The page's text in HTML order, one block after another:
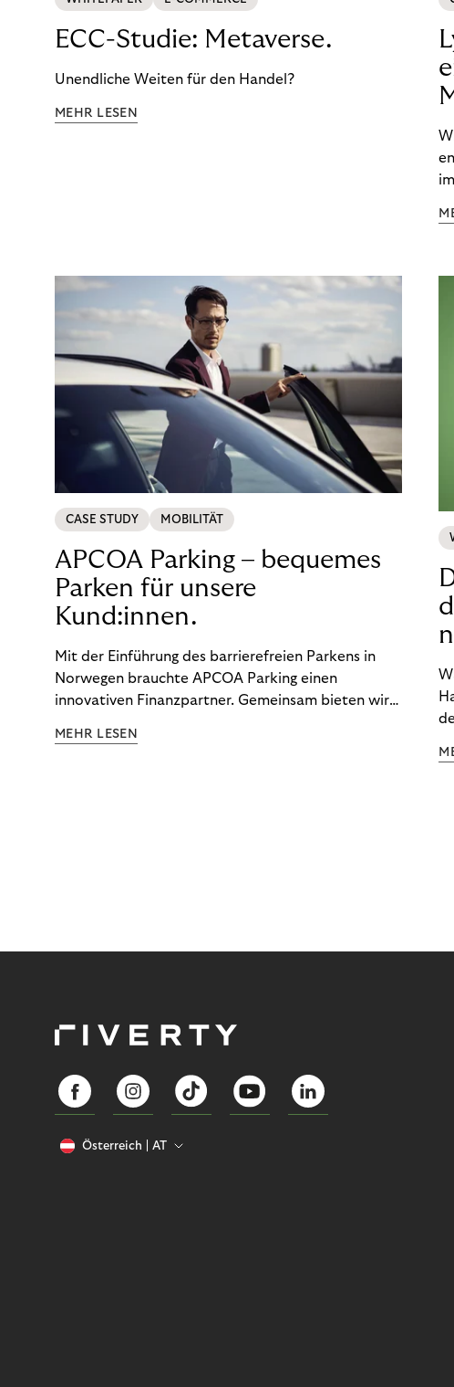
ECC-Studie: Metaverse.
Unendliche Weiten für den Handel?
MEHR LESEN
CASE STUDY MOBILITÄT
APCOA Parking – bequemes
Parken für unsere
Kund:innen.
Mit der Einführung des barrierefreien Parkens in
Norwegen brauchte APCOA Parking einen
innovativen Finanzpartner. Gemeinsam bieten wir
Erlebnis.
MEHR LESEN
Österreich AT